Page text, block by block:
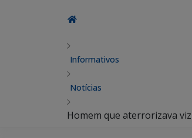
Informativos
Notícias
Homem que aterrorizava